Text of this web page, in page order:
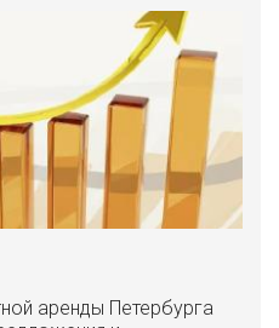
аренды Петербурга